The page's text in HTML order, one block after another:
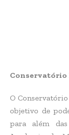
Conservatório
O
objetivo de
para além